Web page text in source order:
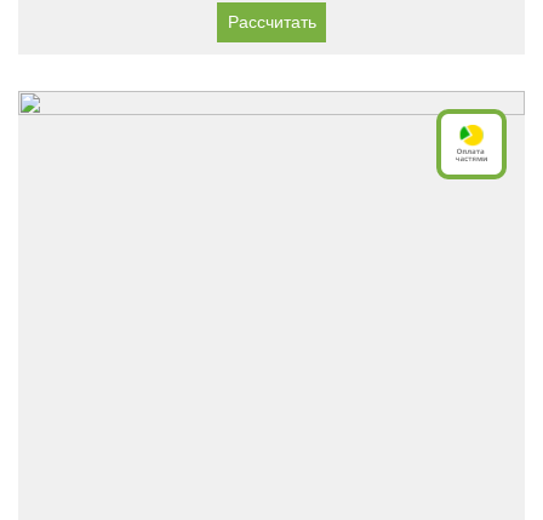
Рассчитать